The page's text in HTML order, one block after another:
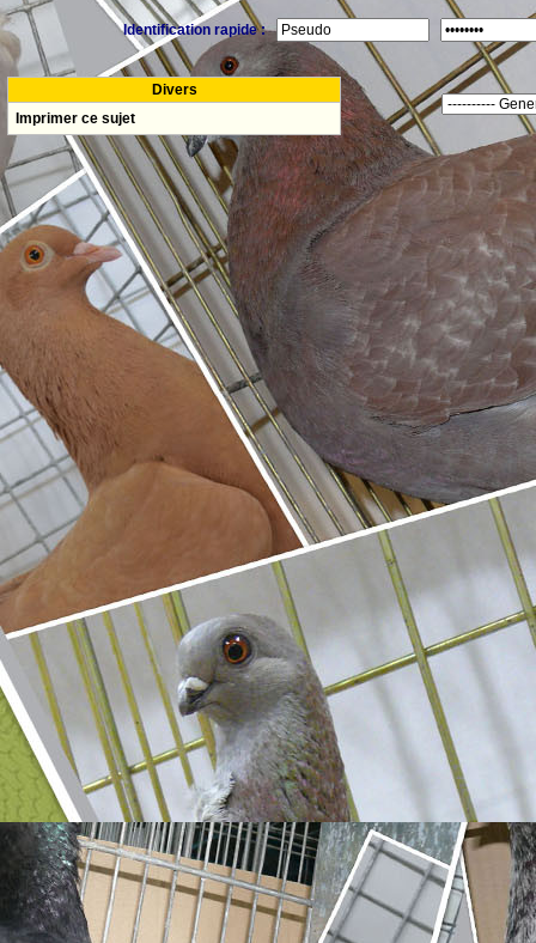
Identification rapide :
Divers
Imprimer ce sujet